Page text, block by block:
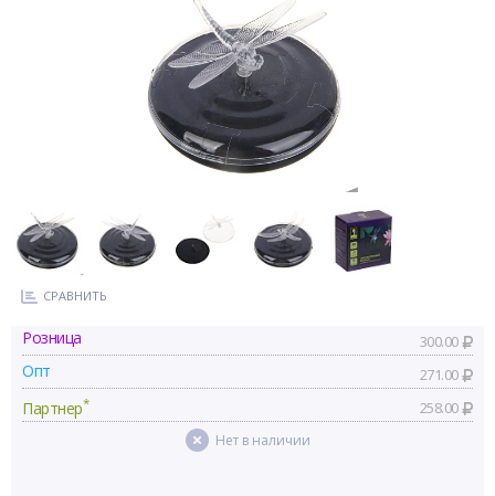
СРАВНИТЬ
Розница 300.00
Опт 271.00
Партнер* 258.00
Нет в наличии